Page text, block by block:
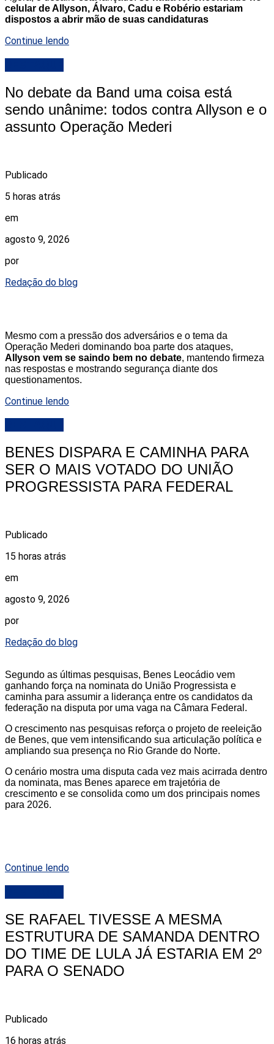
celular de Allyson, Álvaro, Cadu e Robério estariam
dispostos a abrir mão de suas candidaturas
Continue lendo
No debate da Band uma coisa está
sendo unânime: todos contra Allyson e o
assunto Operação Mederi
Publicado
5 horas atrás
em
agosto 9, 2026
por
Redação do blog
Mesmo com a pressão dos adversários e o tema da
Operação Mederi dominando boa parte dos ataques,
Allyson vem se saindo bem no debate, mantendo firmeza
nas respostas e mostrando segurança diante dos
questionamentos.
Continue lendo
BENES DISPARA E CAMINHA PARA
SER O MAIS VOTADO DO UNIÃO
PROGRESSISTA PARA FEDERAL
Publicado
15 horas atrás
em
agosto 9, 2026
por
Redação do blog
Segundo as últimas pesquisas, Benes Leocádio vem
ganhando força na nominata do União Progressista e
caminha para assumir a liderança entre os candidatos da
federação na disputa por uma vaga na Câmara Federal.
O crescimento nas pesquisas reforça o projeto de reeleição
de Benes, que vem intensificando sua articulação política e
ampliando sua presença no Rio Grande do Norte.
O cenário mostra uma disputa cada vez mais acirrada dentro
da nominata, mas Benes aparece em trajetória de
crescimento e se consolida como um dos principais nomes
para 2026.
Continue lendo
SE RAFAEL TIVESSE A MESMA
ESTRUTURA DE SAMANDA DENTRO
DO TIME DE LULA JÁ ESTARIA EM 2º
PARA O SENADO
Publicado
16 horas atrás